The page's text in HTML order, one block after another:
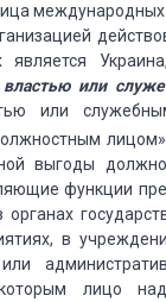
является
властью или
или
выгоды
функции
в
лицо